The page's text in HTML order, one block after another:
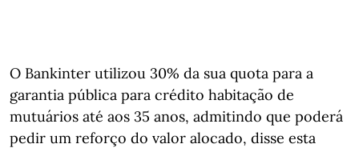
O Bankinter utilizou 30% da sua quota para a
garantia pública para crédito habitação de
mutuários até aos 35 anos, admitindo que poderá
pedir um reforço do valor alocado, disse esta